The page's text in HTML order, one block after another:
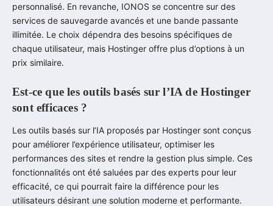
personnalisé. En revanche, IONOS se concentre sur des
services de sauvegarde avancés et une bande passante
illimitée. Le choix dépendra des besoins spécifiques de
chaque utilisateur, mais Hostinger offre plus d’options à un
prix similaire.
Est-ce que les outils basés sur l’IA de Hostinger
sont efficaces ?
Les outils basés sur l’IA proposés par Hostinger sont conçus
pour améliorer l’expérience utilisateur, optimiser les
performances des sites et rendre la gestion plus simple. Ces
fonctionnalités ont été saluées par des experts pour leur
efficacité, ce qui pourrait faire la différence pour les
utilisateurs désirant une solution moderne et performante.